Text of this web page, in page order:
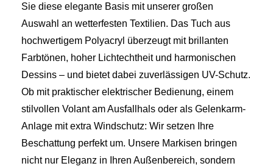
Sie diese elegante Basis mit unserer großen
Auswahl an wetterfesten Textilien. Das Tuch aus
hochwertigem Polyacryl überzeugt mit brillanten
Farbtönen, hoher Lichtechtheit und harmonischen
Dessins – und bietet dabei zuverlässigen UV-Schutz.
Ob mit praktischer elektrischer Bedienung, einem
stilvollen Volant am Ausfallhals oder als Gelenkarm-
Anlage mit extra Windschutz: Wir setzen Ihre
Beschattung perfekt um. Unsere Markisen bringen
nicht nur Eleganz in Ihren Außenbereich, sondern